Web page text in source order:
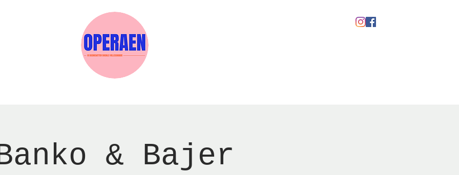
& Bajer